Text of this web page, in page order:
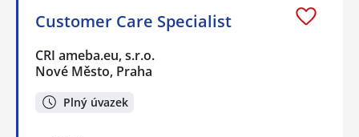
Customer Care Specialist
CRI ameba.eu, s.r.o.
Nové Město, Praha
Plný úvazek